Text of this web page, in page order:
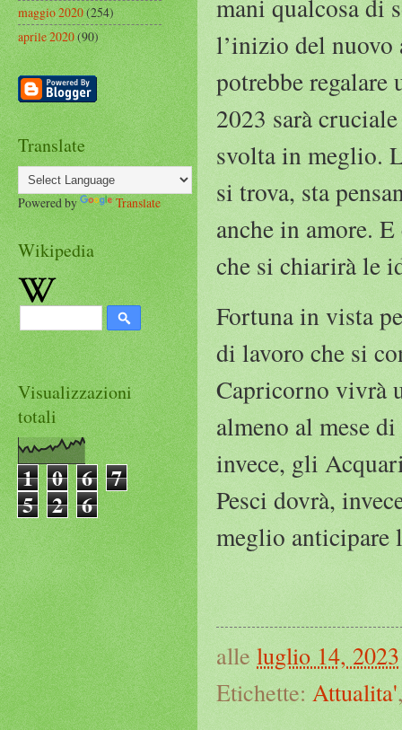
mani qualcosa di
l’inizio del nuovo
potrebbe
2023 sarà
svolta in meglio.
si trova, sta
anche in amore.
che si chiarirà le
Fortuna in vista
di lavoro che si
Capricorno vivrà
almeno al mese
invece, gli
Pesci dovrà,
meglio anticipare
alle luglio 14, 2023
Etichette: Attualita'
maggio 2020(254)
aprile 2020(90)
Translate
Powered by Translate
Wikipedia
Visualizzazioni
totali
1 0 6 7
5 2 6